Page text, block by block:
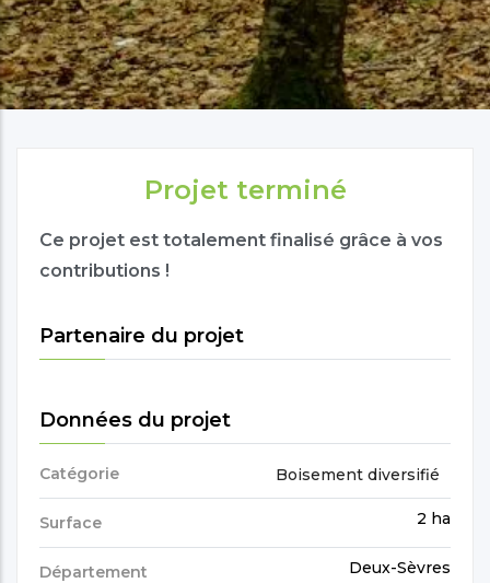
Projet terminé
Ce projet est totalement finalisé grâce à vos
contributions !
Partenaire du projet
Données du projet
Catégorie Boisement diversifié
Surface 2 ha
Département Deux-Sèvres